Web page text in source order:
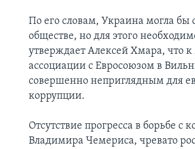
По его словам, Украина могла бы
обществе, но для этого
утверждает Алексей Хмара, что
ассоциации с Евросоюзом в
совершенно неприглядным для
коррупции.
Отсутствие прогресса в борьбе
Владимира Чемериса, чревато